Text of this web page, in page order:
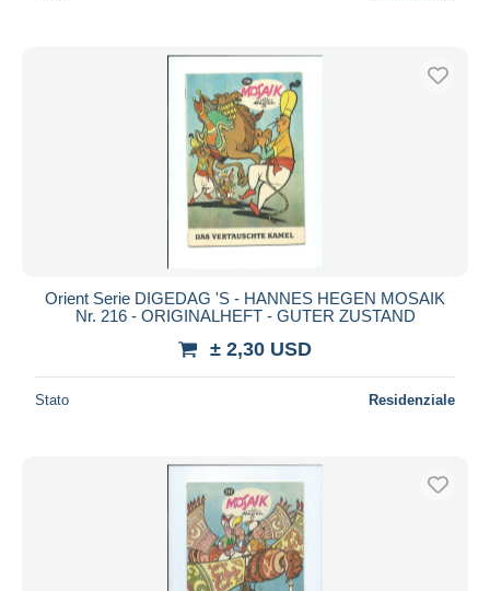
Orient Serie DIGEDAG 'S - HANNES HEGEN MOSAIK
Nr. 216 - ORIGINALHEFT - GUTER ZUSTAND
± 2,30 USD
Stato Residenziale